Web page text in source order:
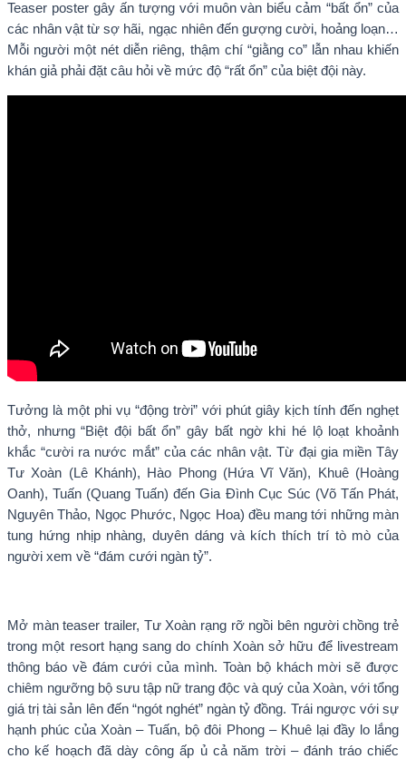
Teaser poster gây ấn tượng với muôn vàn biểu cảm “bất ổn” của
các nhân vật từ sợ hãi, ngạc nhiên đến gượng cười, hoảng loạn…
Mỗi người một nét diễn riêng, thậm chí “giằng co” lẫn nhau khiến
khán giả phải đặt câu hỏi về mức độ “rất ổn” của biệt đội này.
Tưởng là một phi vụ “động trời” với phút giây kịch tính đến nghẹt
thở, nhưng “Biệt đội bất ổn” gây bất ngờ khi hé lộ loạt khoảnh
khắc “cười ra nước mắt” của các nhân vật. Từ đại gia miền Tây
Tư Xoàn (Lê Khánh), Hào Phong (Hứa Vĩ Văn), Khuê (Hoàng
Oanh), Tuấn (Quang Tuấn) đến Gia Đình Cục Súc (Võ Tấn Phát,
Nguyên Thảo, Ngọc Phước, Ngọc Hoa) đều mang tới những màn
tung hứng nhịp nhàng, duyên dáng và kích thích trí tò mò của
người xem về “đám cưới ngàn tỷ”.
Mở màn teaser trailer, Tư Xoàn rạng rỡ ngồi bên người chồng trẻ
trong một resort hạng sang do chính Xoàn sở hữu để livestream
thông báo về đám cưới của mình. Toàn bộ khách mời sẽ được
chiêm ngưỡng bộ sưu tập nữ trang độc và quý của Xoàn, với tổng
giá trị tài sản lên đến “ngót nghét” ngàn tỷ đồng. Trái ngược với sự
hạnh phúc của Xoàn – Tuấn, bộ đôi Phong – Khuê lại đầy lo lắng
cho kế hoạch đã dày công ấp ủ cả năm trời – đánh tráo chiếc